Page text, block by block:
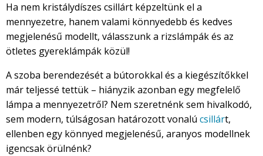
Ha nem kristálydíszes csillárt képzeltünk el a
mennyezetre, hanem valami könnyedebb és kedves
megjelenésű modellt, válasszunk a rizslámpák és az
ötletes gyereklámpák közül!
A szoba berendezését a bútorokkal és a kiegészítőkkel
már teljessé tettük – hiányzik azonban egy megfelelő
lámpa a mennyezetről? Nem szeretnénk sem hivalkodó,
sem modern, túlságosan határozott vonalú csillárt,
ellenben egy könnyed megjelenésű, aranyos modellnek
igencsak örülnénk?